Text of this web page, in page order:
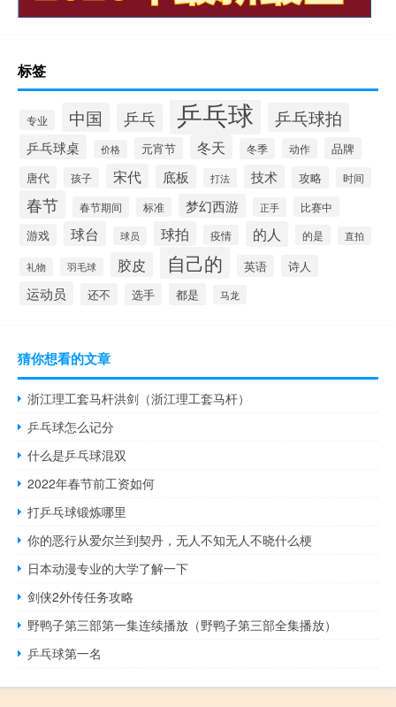
标签
专业 中国 乒乓 乒乓球 乒乓球拍
乒乓球桌 价格 元宵节 冬天 冬季 动作
品牌
唐代
孩子 宋代 底板 打法 技术 攻略 时间
春节 春节期间 标准 梦幻西游 正手 比赛中
游戏 球台 球员 球拍 疫情 的人 的是 直拍
礼物 羽毛球 胶皮 自己的 英语 诗人
运动员 还不 选手 都是 马龙
猜你想看的文章
浙江理工套马杆洪剑（浙江理工套马杆）
乒乓球怎么记分
什么是乒乓球混双
2022年春节前工资如何
打乒乓球锻炼哪里
你的恶行从爱尔兰到契丹，无人不知无人不晓什么梗
日本动漫专业的大学了解一下
剑侠2外传任务攻略
野鸭子第三部第一集连续播放（野鸭子第三部全集播放）
乒乓球第一名